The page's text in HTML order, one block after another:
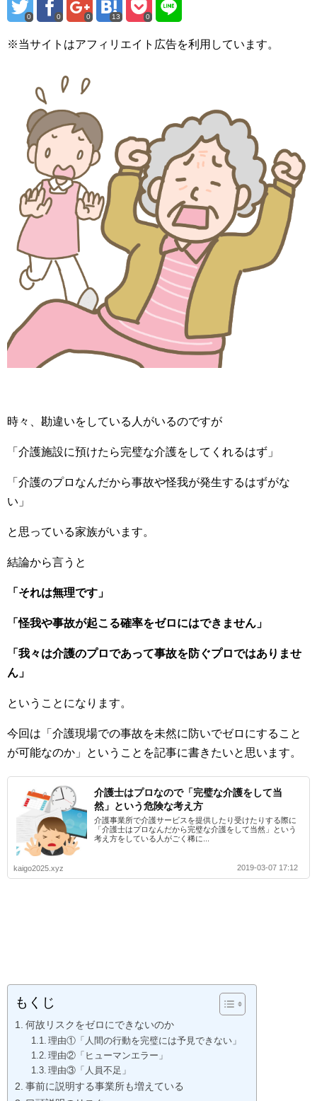
0 0 0 13 0
※当サイトはアフィリエイト広告を利用しています。
時々、勘違いをしている人がいるのですが
「介護施設に預けたら完璧な介護をしてくれるはず」
「介護のプロなんだから事故や怪我が発生するはずがな
い」
と思っている家族がいます。
結論から言うと
「それは無理です」
「怪我や事故が起こる確率をゼロにはできません」
「我々は介護のプロであって事故を防ぐプロではありませ
ん」
ということになります。
今回は「介護現場での事故を未然に防いでゼロにすること
が可能なのか」ということを記事に書きたいと思います。
介護士はプロなので「完璧な介護をして当
然」という危険な考え方
介護事業所で介護サービスを提供したり受けたりする際に
「介護士はプロなんだから完璧な介護をして当然」という
考え方をしている人がごく稀に...
kaigo2025.xyz 2019-03-07 17:12
もくじ
何故リスクをゼロにできないのか
理由①「人間の行動を完璧には予見できない」
理由②「ヒューマンエラー」
理由③「人員不足」
事前に説明する事業所も増えている